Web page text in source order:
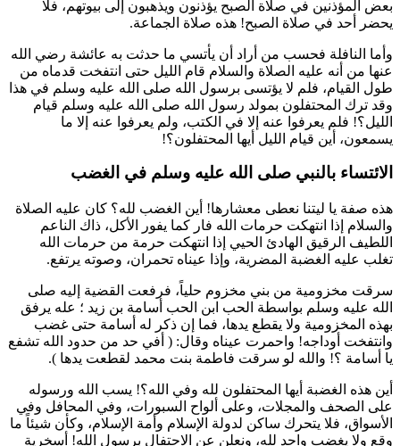
بعض المؤذنين في صلاة الصبح يؤذنون ويذهبون إلى بيوتهم، فلا
يحضر أحد في صلاة الصبح! هذه صلاة الجماعة.
وأما النافلة فحسب من أراد أن يأتسي ما حدثت به عائشة رضي الله
عنها من أنه عليه الصلاة والسلام قام الليل حتى انتفخت قدماه من
طول القيام، فلم لا يؤتسى برسول الله صلى الله عليه وسلم في هذا
وقد ترك المحتفلون بمولد رسول الله صلى الله عليه وسلم قيام
الليل؟! فلم يعرفوا عنه إلا في الكتب، ولم يعرفوا عنه إلا ما
يسمعون، أين قيام الليل أيها المحتفلون؟!
الائتساء بالنبي صلى الله عليه وسلم في الغضب
هذه صفة يا ليتنا نعطى معشارها! أين الغضب لله؟ كان عليه الصلاة
والسلام إذا انتهكت حرمات الله فار كما يفور الأكل، ذاك الناعم
اللطيف الرقيق الهادئ الحيي إذا انتهكت حرمة من حرمات الله
تغلب عليه الغضبة المضرية، وإذا عيناه تحمران، وصوته يرتفع.
سرقت مخزومية من بني مخزوم حلياً، فرفعت القضية إليه صلى
الله عليه وسلم بواسطة الحب ابن الحب أسامة بن زيد ؛ عله يرفق
بهذه المخزومية ولا يقطع يدها، فما إن ذكر له أسامة حتى غضب
وانتفخت أوداجه! واحمرت عيناه وقال: ( أفي حد من حدود الله تشفع
يا أسامة ؟! والله لو سرقت فاطمة بنت محمد لقطعت يدها ).
أين هذه الغضبة أيها المحتفلون لله وفي الله؟! يسب الله ورسوله
على الصحف والمجلات، وعلى ألواح السبورات، وفي المحافل وفي
الأسواق، فلا يتحرك ساكن لدولة الإسلام وأمة الإسلام، وكأن شيئاً ما
وقع ولا يغضب واحد لله، ونعلن عن الاحتفال برسول الله! أسخرية